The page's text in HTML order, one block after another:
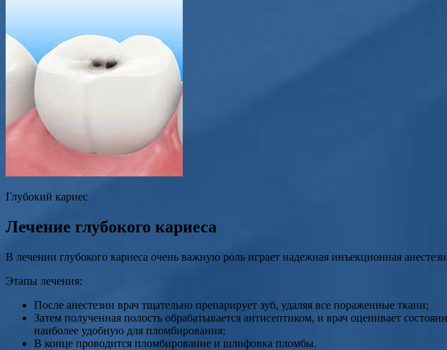
Глубокий кариес
Лечение глубокого кариеса
В лечении глубокого кариеса очень важную роль играет надежная инъекционная
Этапы лечения:
После анестезии врач тщательно препарирует зуб, удаляя все пораженные ткани;
Затем полученная полость обрабатывается антисептиком, и врач оценивает
наиболее удобную для пломбирования;
В конце проводится пломбирование и шлифовка пломбы.